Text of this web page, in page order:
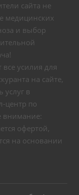
сайта не
медицинских
и выбор
усилия для
на сайте,
услуг в
центр по
внимание:
офертой,
на основании